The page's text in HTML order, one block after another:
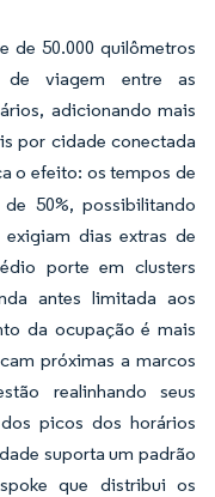
de 50.000 quilômetros
viagem entre as
adicionando mais
por cidade conectada
o efeito: os tempos de
50%, possibilitando
dias extras de
porte em clusters
antes limitada aos
da ocupação é mais
próximas a marcos
realinhando seus
picos dos horários
suporta um padrão
que distribui os